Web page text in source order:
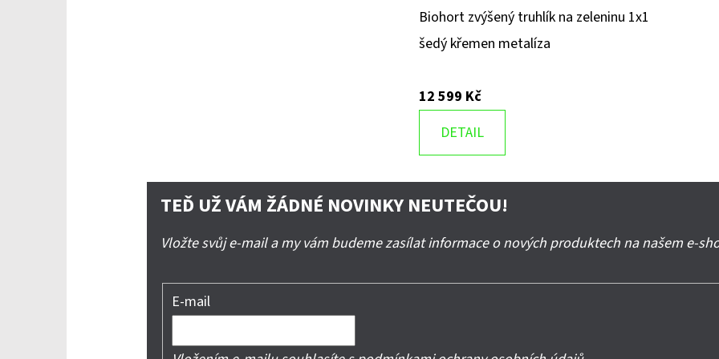
Biohort zvýšený truhlík na zeleninu 1x1
šedý křemen metalíza
12 599 Kč
DETAIL
TEĎ UŽ VÁM ŽÁDNÉ NOVINKY NEUTEČOU!
Vložte svůj e-mail a my vám budeme zasílat informace o nových produktech na našem e-
E-mail